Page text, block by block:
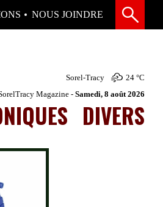
NOUS JOINDRE
Sorel-Tracy 24 °C
Magazine -Samedi, 8 août 2026
DIVERS